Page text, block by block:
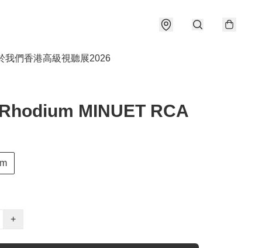
我們香港高級視聽展2026
MINUET RCA
+